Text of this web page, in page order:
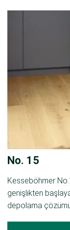
No. 15
Kesseböhmer
genişlikten
depolama